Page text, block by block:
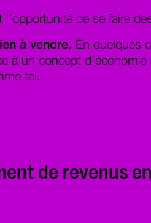
l’opportunité de se faire
à vendre. En quelques
à un concept
tel.
de revenus